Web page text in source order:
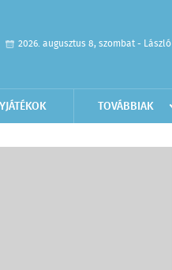
2026. augusztus 8, szombat - László
TOVÁBBIAK